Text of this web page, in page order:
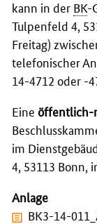
kann in der BK-
Tulpenfeld 4,
Freitag)
telefonischer
14-4712 oder -
Eine öffentlich-
im
4, 53113 Bonn,
Anlage
BK3-14-